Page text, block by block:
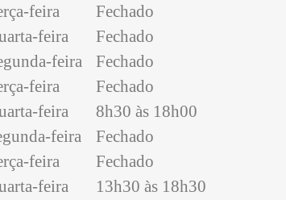
feira
Fechado
feira
Fechado
feira
Fechado
feira
Fechado
feira
8h30 às 18h00
feira
Fechado
feira
Fechado
feira
13h30 às 18h30